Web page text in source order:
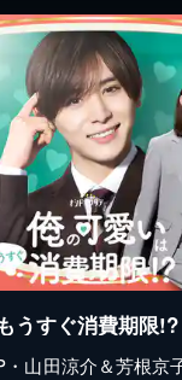
うすぐ消費期限!?
山田涼介＆芳根京